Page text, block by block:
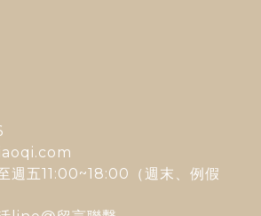
週五11:00~18:00（週末、例假